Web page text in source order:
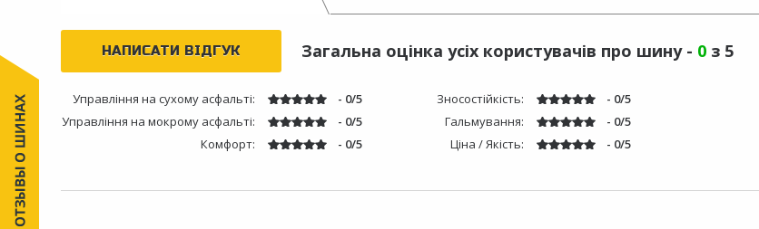
НАПИСАТИ ВІДГУК Загальна оцінка усіх користувачів про шину - 0 з 5
Управління на сухому асфальті:
- 0/5
Управління на мокрому асфальті:
- 0/5
Комфорт:
- 0/5
Зносостійкість:
- 0/5
Гальмування:
- 0/5
Ціна / Якість:
- 0/5